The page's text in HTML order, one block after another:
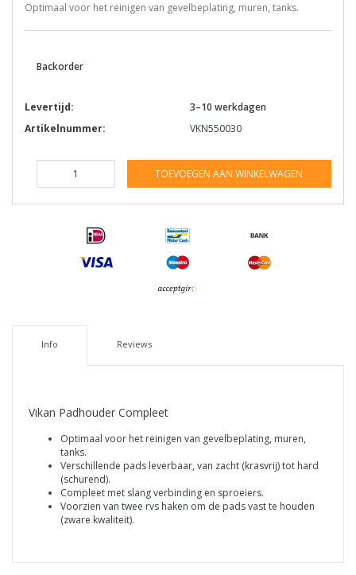
Optimaal voor het reinigen van gevelbeplating, muren, tanks.
Backorder
Levertijd:
3–10 werkdagen
Artikelnummer:
VKN550030
TOEVOEGEN AAN WINKELWAGEN
Info Reviews
Vikan Padhouder Compleet
Optimaal voor het reinigen van gevelbeplating, muren,
tanks.
Verschillende pads leverbaar, van zacht (krasvrij) tot hard
(schurend).
Compleet met slang verbinding en sproeiers.
Voorzien van twee rvs haken om de pads vast te houden
(zware kwaliteit).